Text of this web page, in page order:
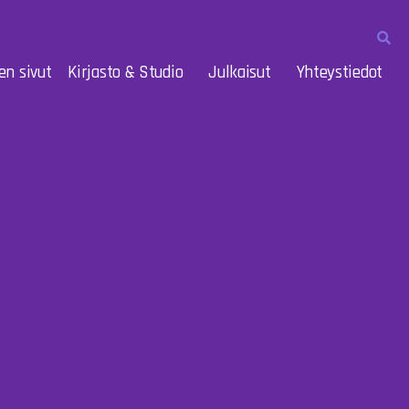
sivut Kirjasto & Studio Julkaisut Yhteystiedot